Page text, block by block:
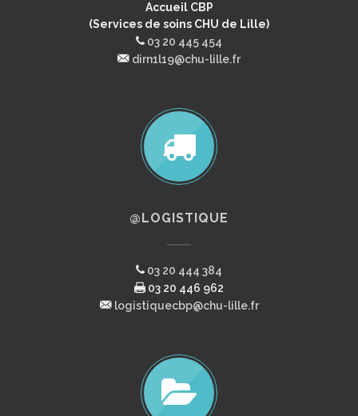
Accueil CBP
(Services de soins CHU de Lille)
03 20 445 454
dirn1l19@chu-lille.fr
@LOGISTIQUE
03 20 444 384
03 20 446 962
logistiquecbp@chu-lille.fr